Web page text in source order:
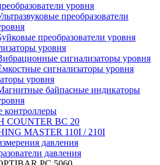
уровня
преобразователи
преобразователи уровня
уровня
сигнализаторы уровня
сигнализаторы уровня
уровня
байпасные индикаторы
COUNTER BC 20
MASTER 110I / 210I
давления
давления